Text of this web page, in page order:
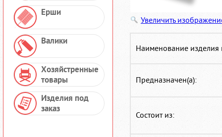
Ерши
Валики
Хозяйстренные
товары
Изделия под
заказ
Увеличить
Наименование изделия
Предназначен(а):
Состоит из: